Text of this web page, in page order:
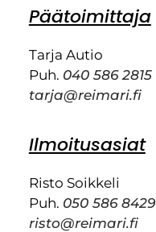
Päätoimittaja
Tarja Autio
Puh. 040 586 2815
tarja@reimari.fi
Ilmoitusasiat
Risto Soikkeli
Puh. 050 586 8429
risto@reimari.fi